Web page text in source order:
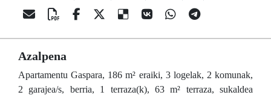
Azalpena
Apartamentu Gaspara, 186 m² eraiki, 3 logelak, 2 komunak,
2 garajea/s, berria, 1 terraza(k), 63 m² terraza, sukaldea